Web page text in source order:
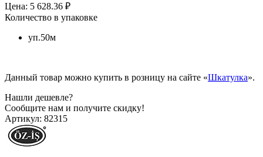
Цена: 5 628.36 ₽
Количество в упаковке
уп.50м
Данный товар можно купить в розницу на сайте «Шкатулка».
Нашли дешевле?
Сообщите нам и получите скидку!
Артикул: 82315